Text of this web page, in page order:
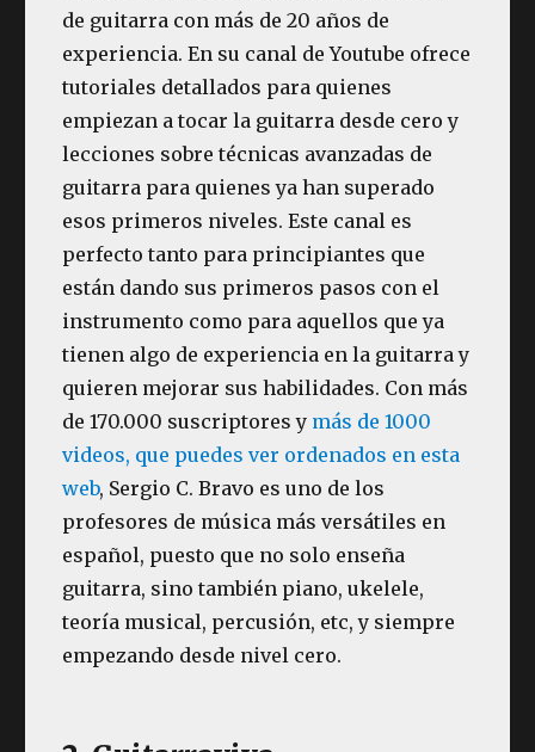
de guitarra con más de 20 años de
experiencia. En su canal de Youtube ofrece
tutoriales detallados para quienes
empiezan a tocar la guitarra desde cero y
lecciones sobre técnicas avanzadas de
guitarra para quienes ya han superado
esos primeros niveles. Este canal es
perfecto tanto para principiantes que
están dando sus primeros pasos con el
instrumento como para aquellos que ya
tienen algo de experiencia en la guitarra y
quieren mejorar sus habilidades. Con más
de 170.000 suscriptores y más de 1000
videos, que puedes ver ordenados en esta
web, Sergio C. Bravo es uno de los
profesores de música más versátiles en
español, puesto que no solo enseña
guitarra, sino también piano, ukelele,
teoría musical, percusión, etc, y siempre
empezando desde nivel cero.